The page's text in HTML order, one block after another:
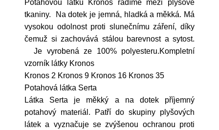
Potahovou látku Kronos řadíme mezi plyšové
tkaniny. Na dotek je jemná, hladká a měkká. Má
vysokou odolnost proti slunečnímu záření, díky
čemuž si zachovává stálou barevnost a sytost.
Je vyrobená ze 100% polyesteru.Kompletní
vzorník látky Kronos
Kronos 2 Kronos 9 Kronos 16 Kronos 35
Potahová látka Serta
Látka Serta je měkký a na dotek příjemný
potahový materiál. Patří do skupiny plyšových
látek a vyznačuje se zvýšenou ochranou proti